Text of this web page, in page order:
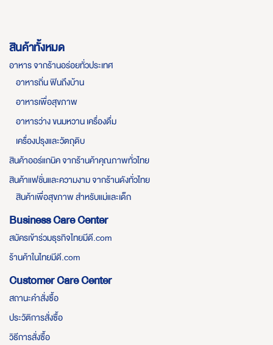
สินค้าทั้งหมด
อาหาร จากร้านอร่อยทั่วประเทศ
อาหารถิ่น ฟินถึงบ้าน
อาหารเพื่อสุขภาพ
อาหารว่าง ขนมหวาน เครื่องดื่ม
เครื่องปรุงและวัตถุดิบ
สินค้าออร์แกนิค จากร้านค้าคุณภาพทั่วไทย
สินค้าแฟชั่นและความงาม จากร้านดังทั่วไทย
สินค้าเพื่อสุขภาพ สำหรับแม่และเด็ก
Business Care Center
สมัครเข้าร่วมธุรกิจไทยมีดี.com
ร้านค้าในไทยมีดี.com
Customer Care Center
สถานะคำสั่งซื้อ
ประวัติการสั่งซื้อ
วิธีการสั่งซื้อ